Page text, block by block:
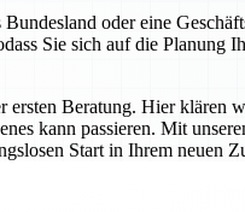
oder eine
Sie sich auf die
Beratung. Hier
kann passieren. Mit
Start in Ihrem neuen